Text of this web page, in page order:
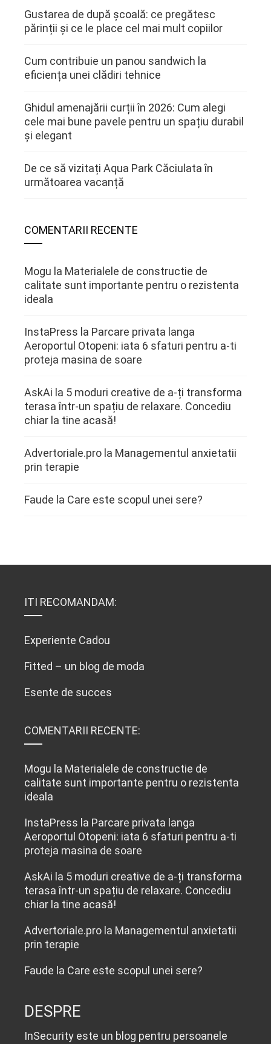
Gustarea de după școală: ce pregătesc
părinții și ce le place cel mai mult copiilor
Cum contribuie un panou sandwich la
eficiența unei clădiri tehnice
Ghidul amenajării curții în 2026: Cum alegi
cele mai bune pavele pentru un spațiu durabil
și elegant
De ce să vizitați Aqua Park Căciulata în
următoarea vacanță
COMENTARII RECENTE
Mogu la Materialele de constructie de
calitate sunt importante pentru o rezistenta
ideala
InstaPress la Parcare privata langa
Aeroportul Otopeni: iata 6 sfaturi pentru a-ti
proteja masina de soare
AskAi la 5 moduri creative de a-ți transforma
terasa într-un spațiu de relaxare. Concediu
chiar la tine acasă!
Advertoriale.pro la Managementul anxietatii
prin terapie
Faude la Care este scopul unei sere?
ITI RECOMANDAM:
Experiente Cadou
Fitted – un blog de moda
Esente de succes
COMENTARII RECENTE:
Mogu la Materialele de constructie de
calitate sunt importante pentru o rezistenta
ideala
InstaPress la Parcare privata langa
Aeroportul Otopeni: iata 6 sfaturi pentru a-ti
proteja masina de soare
AskAi la 5 moduri creative de a-ți transforma
terasa într-un spațiu de relaxare. Concediu
chiar la tine acasă!
Advertoriale.pro la Managementul anxietatii
prin terapie
Faude la Care este scopul unei sere?
DESPRE
InSecurity este un blog pentru persoanele